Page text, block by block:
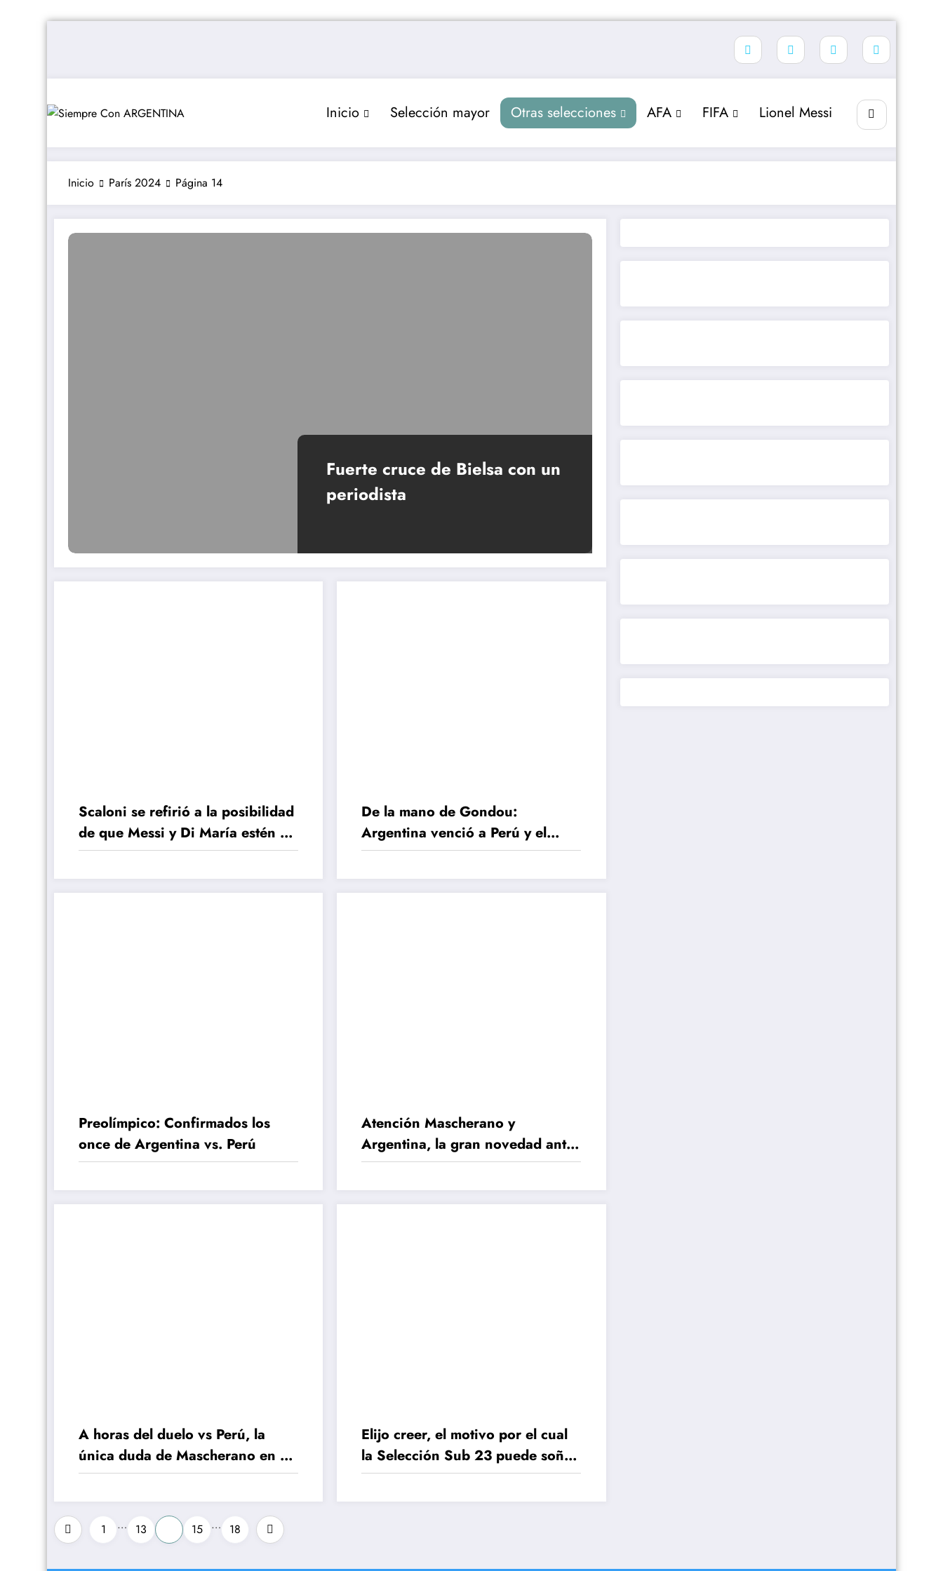
Inicio Selección mayor Otras selecciones AFA FIFA Lionel Messi
Inicio París 2024 Página 14
Fuerte cruce de Bielsa con un
periodista
Scaloni se refirió a la posibilidad
de que Messi y Di María estén en
los JJ.OO. de París 2024
De la mano de Gondou:
Argentina venció a Perú y el
rubio hizo historia
Preolímpico: Confirmados los
once de Argentina vs. Perú
Atención Mascherano y
Argentina, la gran novedad antes
de enfrentar a Perú
A horas del duelo vs Perú, la
única duda de Mascherano en el
equipo titular
Elijo creer, el motivo por el cual
la Selección Sub 23 puede soñar
con los Juegos Olímpicos
Paginación
de
1 … 13 15 … 18